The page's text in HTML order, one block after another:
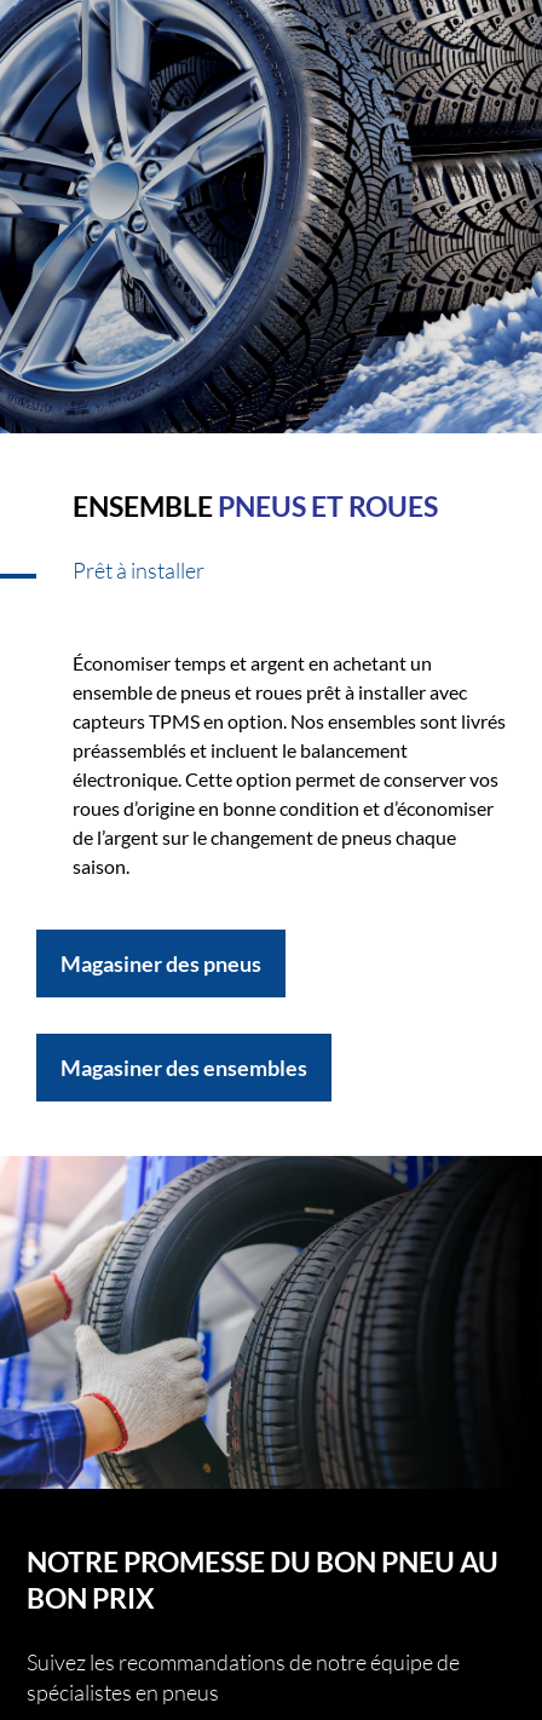
ENSEMBLEPNEUS ET ROUES
Prêt à installer
Économiser temps et argent en achetant un
ensemble de pneus et roues prêt à installer avec
capteurs TPMS en option. Nos ensembles sont livrés
préassemblés et incluent le balancement
électronique. Cette option permet de conserver vos
roues d’origine en bonne condition et d’économiser
de l’argent sur le changement de pneus chaque
saison.
Magasiner des pneus
Magasiner des ensembles
NOTRE PROMESSE DU BON PNEU AU
BON PRIX
Suivez les recommandations de notre équipe de
spécialistes en pneus